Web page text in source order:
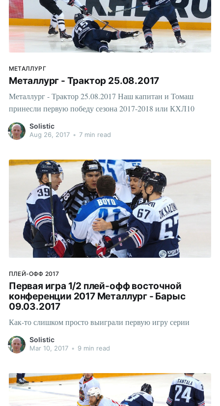
МЕТАЛЛУРГ
Металлург - Трактор 25.08.2017
Металлург - Трактор 25.08.2017 Наш капитан и Томаш
принесли первую победу сезона 2017-2018 или КХЛ10
Solistic
Aug 26, 2017 • 7 min read
ПЛЕЙ-ОФФ 2017
Первая игра 1/2 плей-офф восточной
конференции 2017 Металлург - Барыс
09.03.2017
Как-то слишком просто выиграли первую игру серии
Solistic
Mar 10, 2017 • 9 min read